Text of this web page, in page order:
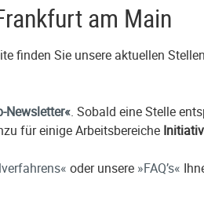
am Main
finden Sie unsere aktuellen
Newsletter . Sobald eine Stelle
für einige Arbeitsbereiche
oder unsere FAQ’s